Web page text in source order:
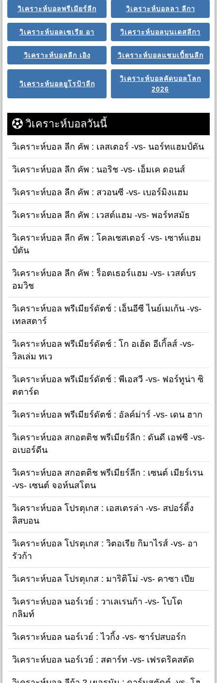
วิเคราะห์บอลพรีเมียร์ลีก วิเคราะห์บอลลา ลีกา
วิเคราะห์บอลเซเรีย อา วิเคราะห์บอลบุนเดสลีกา
วิเคราะห์บอลลีก เอิง วิเคราะห์บอลแชมเปี้ยนลีก
วิเคราะห์บอลยูโรป้าลีก
วิเคราะห์บอลคัดบอลโลก
2026
วิเคราะห์บอลวันนี้
วิเคราะห์บอล ลีก คัพ : เลสเตอร์ -vs- นอร์ทแฮมป์ตัน
วิเคราะห์บอล ลีก คัพ : นอริช -vs- เอ็มเค ดอนส์
วิเคราะห์บอล ลีก คัพ : สวอนซี -vs- เบอร์มิงแฮม
วิเคราะห์บอล ลีก คัพ : เวสต์แฮม -vs- พอร์ทสมัธ
วิเคราะห์บอล ลีก คัพ : โคลเชสเตอร์ -vs- เซาท์แฮม
ป์ตัน
วิเคราะห์บอล ลีก คัพ : ร็อตเธอร์แฮม -vs- เวสต์บร
อมวิช
วิเคราะห์บอล พรีเมียร์ดัตช์ : เอ็นอีซี ไนย์เมเก้น -vs-
เทลสตาร์
วิเคราะห์บอล พรีเมียร์ดัตช์ : โก อเฮ้ด อีเกิ้ลส์ -vs-
วิลเล่ม ทเว
วิเคราะห์บอล พรีเมียร์ดัตช์ : พีเอสวี -vs- ฟอร์ทูน่า ซิ
ตตาร์ด
วิเคราะห์บอล พรีเมียร์ดัตช์ : อัลค์ม่าร์ -vs- เดน ฮาก
วิเคราะห์บอล สกอตติช พรีเมียร์ลีก : ดันดี เอฟซี -vs-
อเบอร์ดีน
วิเคราะห์บอล สกอตติช พรีเมียร์ลีก : เซนต์ เมียร์เรน
-vs- เซนต์ จอห์นสโตน
วิเคราะห์บอล โปรตุเกส : เอสเตรล่า -vs- สปอร์ติ้ง
ลิสบอน
วิเคราะห์บอล โปรตุเกส : วิตอเรีย กิมาไรส์ -vs- อา
รัวก้า
วิเคราะห์บอล โปรตุเกส : มาริติโม่ -vs- คาซา เปีย
วิเคราะห์บอล นอร์เวย์ : วาเลเรนก้า -vs- โบโด
กลิมท์
วิเคราะห์บอล นอร์เวย์ : ไวกิ้ง -vs- ซาร์ปสบอร์ก
วิเคราะห์บอล นอร์เวย์ : สตาร์ท -vs- เฟรดริคสตัด